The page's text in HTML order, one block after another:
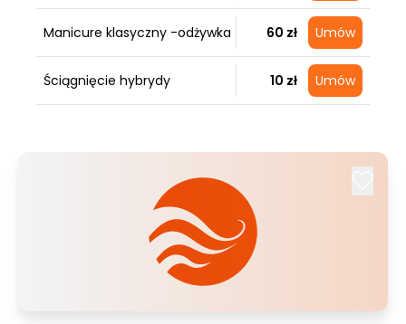
Manicure klasyczny -odżywka 60 zł Umów
Ściągnięcie hybrydy 10 zł Umów